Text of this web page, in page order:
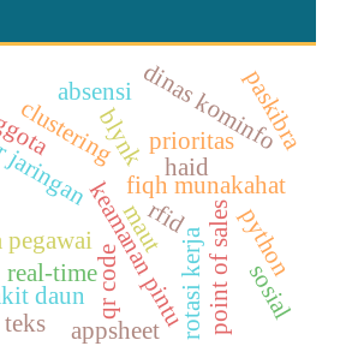
qr code
keamanan pintu
blynk prioritas
dinas kominfo
fiqh munakahat
rotasi kerja
real-time
rfid
appsheet point of sales
daun
clustering paskibra
absensi
maut python
haid
sosial